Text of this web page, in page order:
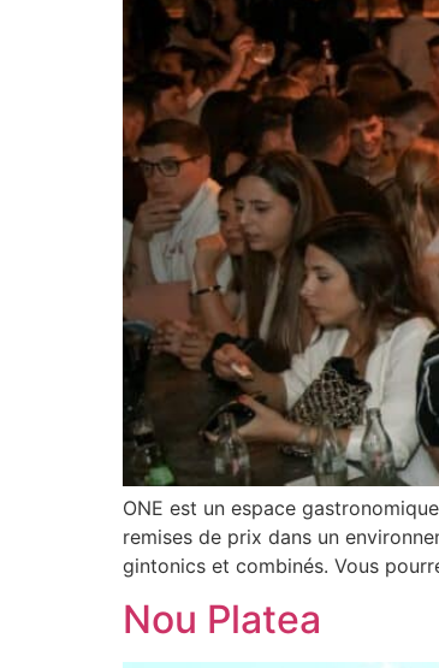
ONE est un espace
remises de prix dans un
gintonics et combinés. Vous
Nou Platea